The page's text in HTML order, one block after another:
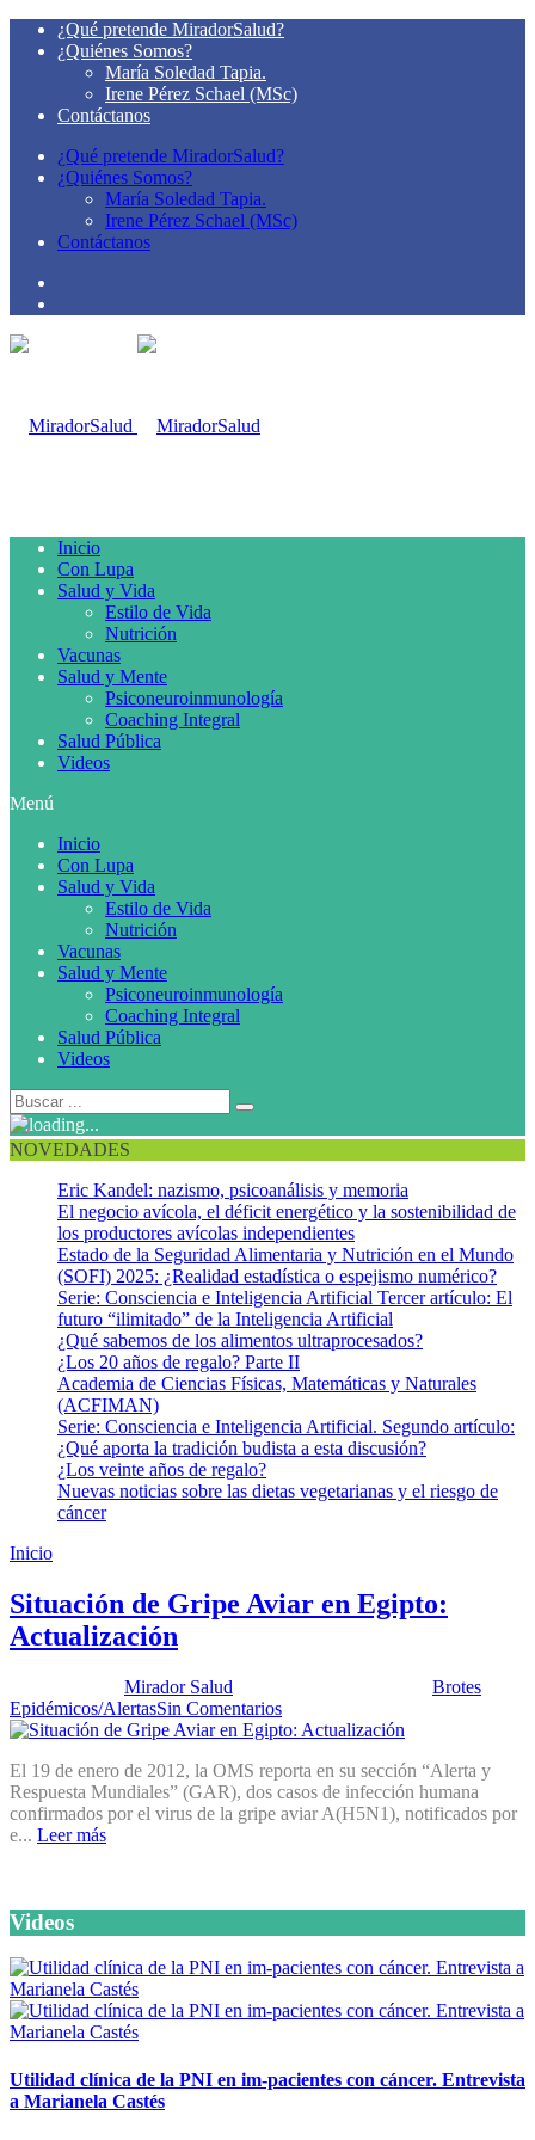
¿Qué pretende MiradorSalud?
¿Quiénes Somos?
María Soledad Tapia.
Irene Pérez Schael (MSc)
Contáctanos
¿Qué pretende MiradorSalud?
¿Quiénes Somos?
María Soledad Tapia.
Irene Pérez Schael (MSc)
Contáctanos
Inicio
Con Lupa
Salud y Vida
Estilo de Vida
Nutrición
Vacunas
Salud y Mente
Psiconeuroinmunología
Coaching Integral
Salud Pública
Videos
Menú
Inicio
Con Lupa
Salud y Vida
Estilo de Vida
Nutrición
Vacunas
Salud y Mente
Psiconeuroinmunología
Coaching Integral
Salud Pública
Videos
NOVEDADES
Eric Kandel: nazismo, psicoanálisis y memoria
El negocio avícola, el déficit energético y la sostenibilidad de
los productores avícolas independientes
Estado de la Seguridad Alimentaria y Nutrición en el Mundo
(SOFI) 2025: ¿Realidad estadística o espejismo numérico?
Serie: Consciencia e Inteligencia Artificial Tercer artículo: El
futuro “ilimitado” de la Inteligencia Artificial
¿Qué sabemos de los alimentos ultraprocesados?
¿Los 20 años de regalo? Parte II
Academia de Ciencias Físicas, Matemáticas y Naturales
(ACFIMAN)
Serie: Consciencia e Inteligencia Artificial. Segundo artículo:
¿Qué aporta la tradición budista a esta discusión?
¿Los veinte años de regalo?
Nuevas noticias sobre las dietas vegetarianas y el riesgo de
cáncer
Inicio
Situación de Gripe Aviar en Egipto:
Actualización
Mirador Salud
Brotes
Epidémicos/AlertasSin Comentarios
El 19 de enero de 2012, la OMS reporta en su sección “Alerta y
Respuesta Mundiales” (GAR), dos casos de infección humana
confirmados por el virus de la gripe aviar A(H5N1), notificados por
e... Leer más
Videos
Utilidad clínica de la PNI en im-pacientes con cáncer. Entrevista
a Marianela Castés